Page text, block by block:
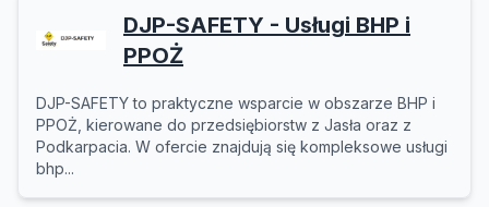
DJP-SAFETY - Usługi BHP i
PPOŻ
DJP-SAFETY to praktyczne wsparcie w obszarze BHP i
PPOŻ, kierowane do przedsiębiorstw z Jasła oraz z
Podkarpacia. W ofercie znajdują się kompleksowe usługi
bhp...